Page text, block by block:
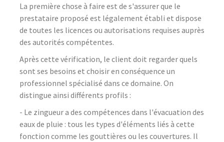
La première chose à faire est de s'assurer que le
prestataire proposé est légalement établi et dispose
de toutes les licences ou autorisations requises auprès
des autorités compétentes.
Après cette vérification, le client doit regarder quels
sont ses besoins et choisir en conséquence un
professionnel spécialisé dans ce domaine. On
distingue ainsi différents profils :
- Le zingueur a des compétences dans l'évacuation des
eaux de pluie : tous les types d'éléments liés à cette
fonction comme les gouttières ou les couvertures. Il